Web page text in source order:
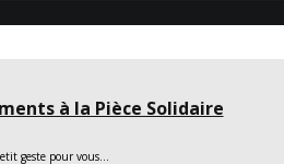
à la Pièce Solidaire
geste pour vous…